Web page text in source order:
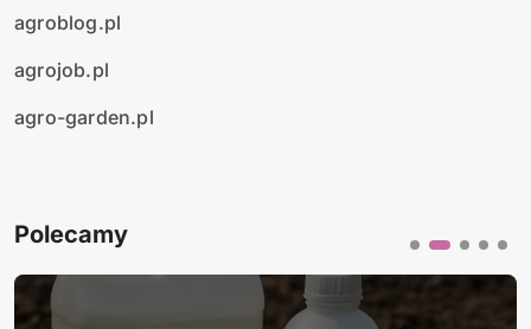
agroblog.pl
agrojob.pl
agro-garden.pl
Polecamy